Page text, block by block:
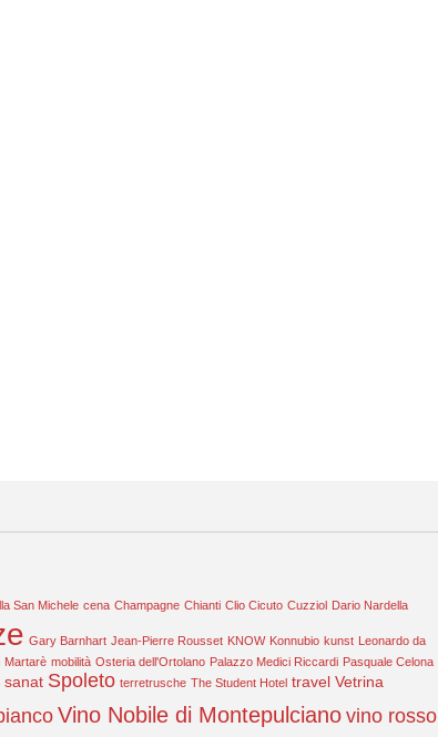
San Michele cena Champagne Chianti Clio Cicuto Cuzziol Dario Nardella
Gary Barnhart Jean-Pierre Rousset KNOW Konnubio kunst Leonardo da
Martarè mobilità Osteria dell'Ortolano Palazzo Medici Riccardi Pasquale Celona
sanat Spoleto terretrusche The Student Hotel travel Vetrina
Vino Nobile di Montepulciano vino rosso